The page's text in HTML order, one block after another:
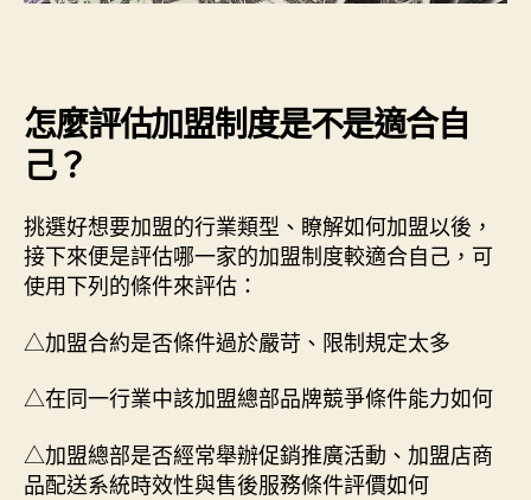
怎麼評估加盟制度是不是適合自
己？
挑選好想要加盟的行業類型、瞭解如何加盟以後，
接下來便是評估哪一家的加盟制度較適合自己，可
使用下列的條件來評估：
△加盟合約是否條件過於嚴苛、限制規定太多
△在同一行業中該加盟總部品牌競爭條件能力如何
△加盟總部是否經常舉辦促銷推廣活動、加盟店商
品配送系統時效性與售後服務條件評價如何